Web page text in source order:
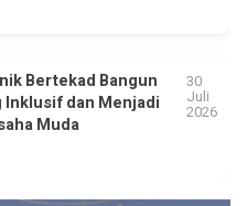
Bertekad Bangun
Inklusif dan Menjadi
Muda
30
Juli
2026